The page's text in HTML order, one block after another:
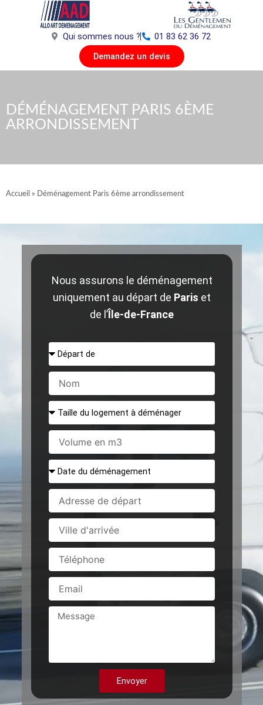
Qui sommes nous ?
01 83 62 36 72
Demandez un devis
DÉMÉNAGEMENT PARIS 6ÈME
ARRONDISSEMENT
Accueil » Déménagement Paris 6ème arrondissement
Nous assurons le déménagement
uniquement au départ de Paris et
de l’Île-de-France
de
Nom
du
logement
déménager
Volume
m3
du
déménagement
Adresse
départ
Ville
d'arrivée
Téléphone
Email
Message
Envoyer